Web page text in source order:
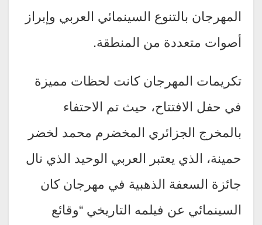
المهرجان بالتنوع السينمائي العربي وإبراز
أصوات متعددة من المنطقة.
تكريمات المهرجان كانت لحظات مميزة
في حفل الافتتاح، حيث تم الاحتفاء
بالمخرج الجزائري المخضرم محمد لخضر
حمينة، الذي يعتبر العربي الوحيد الذي نال
جائزة السعفة الذهبية في مهرجان كان
السينمائي عن فيلمه التاريخي “وقائع